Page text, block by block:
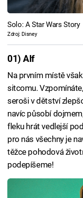
Solo: A Star Wars Story
Zdroj: Disney
01) Alf
Na prvním místě
sitcomu.
seroši v dětství
navíc působí
fleku hrát vedlejší
pro nás všechny je
těžce pohodová
podepíšeme!